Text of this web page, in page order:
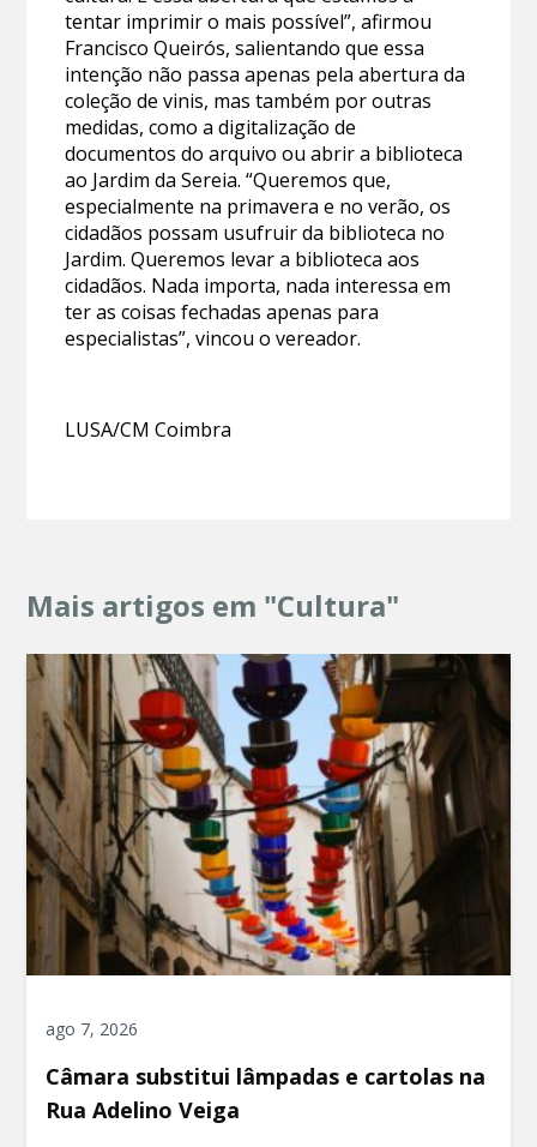
tentar imprimir o mais possível”, afirmou
Francisco Queirós, salientando que essa
intenção não passa apenas pela abertura da
coleção de vinis, mas também por outras
medidas, como a digitalização de
documentos do arquivo ou abrir a biblioteca
ao Jardim da Sereia. “Queremos que,
especialmente na primavera e no verão, os
cidadãos possam usufruir da biblioteca no
Jardim. Queremos levar a biblioteca aos
cidadãos. Nada importa, nada interessa em
ter as coisas fechadas apenas para
especialistas”, vincou o vereador.
LUSA/CM Coimbra
Mais artigos em "Cultura"
ago 7, 2026
Câmara substitui lâmpadas e cartolas na
Rua Adelino Veiga